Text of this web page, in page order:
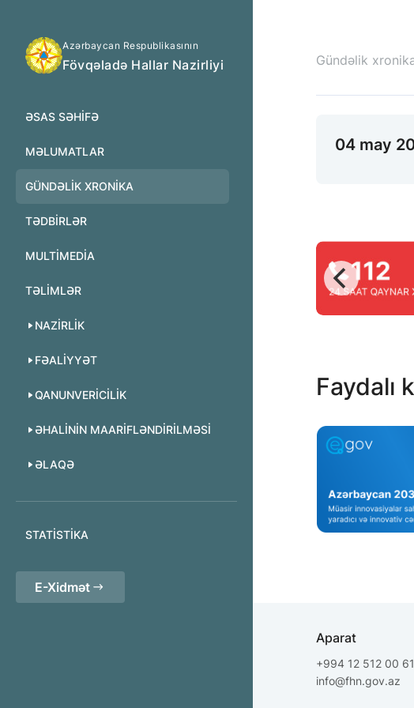
Azərbaycan Respublikasının
Fövqəladə Hallar Nazirliyi
ƏSAS SƏHIFƏ
MƏLUMATLAR
GÜNDƏLIK XRONIKA
TƏDBIRLƏR
MULTİMEDİA
TƏLIMLƏR
NAZIRLIK
FƏALIYYƏT
QANUNVERICILIK
ƏHALININ MAARIFLƏNDIRILMƏSI
ƏLAQƏ
STATISTIKA
E-Xidmət
Gündəlik
04 may
Faydalı
Aparat
+994 12 512 00 61
info@fhn.gov.az